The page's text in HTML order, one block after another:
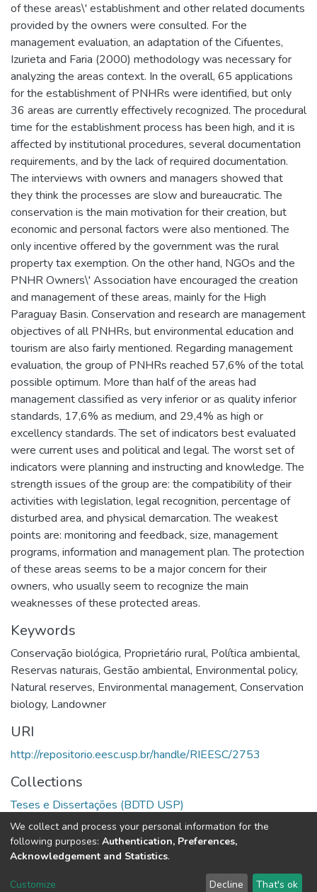
of these areas\' establishment and other related documents
provided by the owners were consulted. For the
management evaluation, an adaptation of the Cifuentes,
Izurieta and Faria (2000) methodology was necessary for
analyzing the areas context. In the overall, 65 applications
for the establishment of PNHRs were identified, but only
36 areas are currently effectively recognized. The procedural
time for the establishment process has been high, and it is
affected by institutional procedures, several documentation
requirements, and by the lack of required documentation.
The interviews with owners and managers showed that
they think the processes are slow and bureaucratic. The
conservation is the main motivation for their creation, but
economic and personal factors were also mentioned. The
only incentive offered by the government was the rural
property tax exemption. On the other hand, NGOs and the
PNHR Owners\' Association have encouraged the creation
and management of these areas, mainly for the High
Paraguay Basin. Conservation and research are management
objectives of all PNHRs, but environmental education and
tourism are also fairly mentioned. Regarding management
evaluation, the group of PNHRs reached 57,6% of the total
possible optimum. More than half of the areas had
management classified as very inferior or as quality inferior
standards, 17,6% as medium, and 29,4% as high or
excellency standards. The set of indicators best evaluated
were current uses and political and legal. The worst set of
indicators were planning and instructing and knowledge. The
strength issues of the group are: the compatibility of their
activities with legislation, legal recognition, percentage of
disturbed area, and physical demarcation. The weakest
points are: monitoring and feedback, size, management
programs, information and management plan. The protection
of these areas seems to be a major concern for their
owners, who usually seem to recognize the main
weaknesses of these protected areas.
Keywords
Conservação biológica, Proprietário rural, Política ambiental,
Reservas naturais, Gestão ambiental, Environmental policy,
Natural reserves, Environmental management, Conservation
biology, Landowner
URI
http://repositorio.eesc.usp.br/handle/RIEESC/2753
Collections
Teses e Dissertações (BDTD USP)
Full item page
DSpace software copyright © 2002-2026 LYRASIS
We collect and process your personal information for the
following purposes: Authentication, Preferences,
Acknowledgement and Statistics.
Customize Decline That's ok